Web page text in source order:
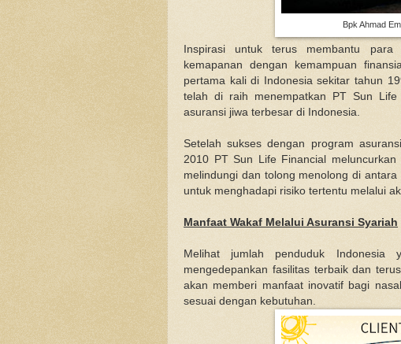
Bpk Ahmad
Inspirasi untuk terus membantu para
kemapanan dengan kemampuan
pertama kali di Indonesia sekitar tahun
telah di raih menempatkan PT Sun
asuransi jiwa terbesar di Indonesia.
Setelah sukses dengan program
2010 PT Sun Life Financial
melindungi dan tolong menolong di
untuk menghadapi risiko tertentu melalui
Manfaat Wakaf Melalui Asuransi Syariah
Melihat jumlah penduduk
mengedepankan fasilitas terbaik dan
akan memberi manfaat inovatif bagi
sesuai dengan kebutuhan.